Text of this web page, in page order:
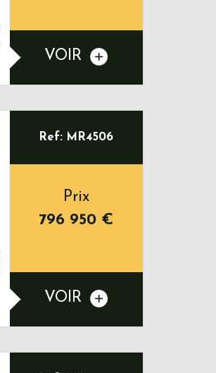
VOIR
Ref: MR4506
Prix
796 950 €
VOIR